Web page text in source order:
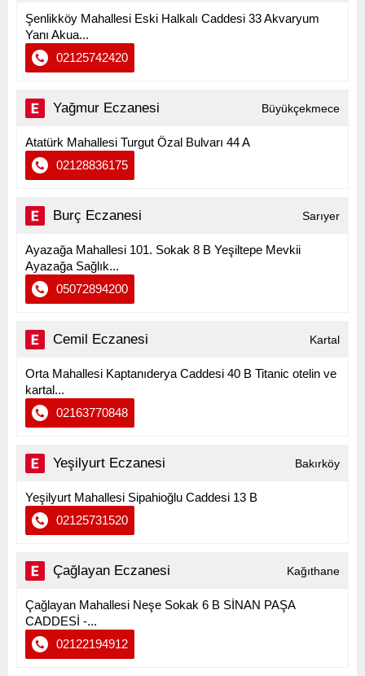
Şenlikköy Mahallesi Eski Halkalı Caddesi 33 Akvaryum
Yanı Akua...
02125742420
Yağmur Eczanesi Büyükçekmece
Atatürk Mahallesi Turgut Özal Bulvarı 44 A
02128836175
Burç Eczanesi Sarıyer
Ayazağa Mahallesi 101. Sokak 8 B Yeşiltepe Mevkii
Ayazağa Sağlık...
05072894200
Cemil Eczanesi Kartal
Orta Mahallesi Kaptanıderya Caddesi 40 B Titanic otelin ve
kartal...
02163770848
Yeşilyurt Eczanesi Bakırköy
Yeşilyurt Mahallesi Sipahioğlu Caddesi 13 B
02125731520
Çağlayan Eczanesi Kağıthane
Çağlayan Mahallesi Neşe Sokak 6 B SİNAN PAŞA
CADDESİ -...
02122194912